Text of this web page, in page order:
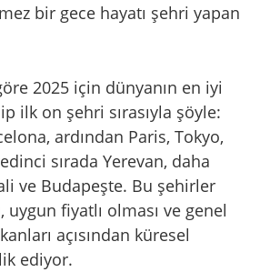
bir gece hayatı şehri yapan
2025 için dünyanın en iyi
ilk on şehri sırasıyla şöyle:
ardından Paris, Tokyo,
sırada Yerevan, daha
ve Budapeşte. Bu şehirler
fiyatlı olması ve genel
açısından küresel
ediyor.